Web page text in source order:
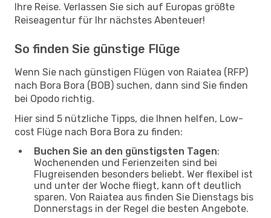
Ihre Reise. Verlassen Sie sich auf Europas größte
Reiseagentur für Ihr nächstes Abenteuer!
So finden Sie günstige Flüge
Wenn Sie nach günstigen Flügen von Raiatea (RFP)
nach Bora Bora (BOB) suchen, dann sind Sie finden
bei Opodo richtig.
Hier sind 5 nützliche Tipps, die Ihnen helfen, Low-
cost Flüge nach Bora Bora zu finden:
Buchen Sie an den günstigsten Tagen:
Wochenenden und Ferienzeiten sind bei
Flugreisenden besonders beliebt. Wer flexibel ist
und unter der Woche fliegt, kann oft deutlich
sparen. Von Raiatea aus finden Sie Dienstags bis
Donnerstags in der Regel die besten Angebote.